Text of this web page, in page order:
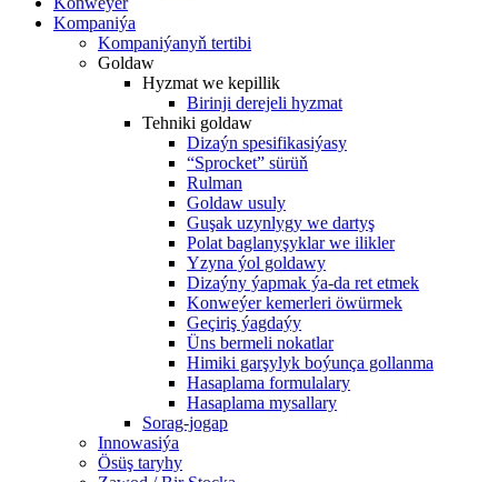
Kompaniýa
Kompaniýanyň tertibi
Goldaw
Hyzmat we kepillik
Birinji derejeli hyzmat
Tehniki goldaw
Dizaýn spesifikasiýasy
“Sprocket” sürüň
Rulman
Goldaw usuly
Guşak uzynlygy we dartyş
Polat baglanyşyklar we ilikler
Yzyna ýol goldawy
Dizaýny ýapmak ýa-da ret etmek
Konweýer kemerleri öwürmek
Geçiriş ýagdaýy
Üns bermeli nokatlar
Himiki garşylyk boýunça gollanma
Hasaplama formulalary
Hasaplama mysallary
Sorag-jogap
Innowasiýa
Ösüş taryhy